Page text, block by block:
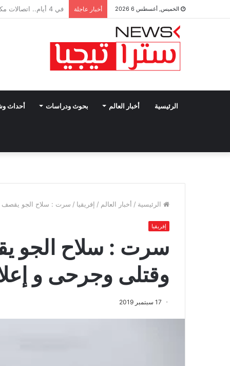
الخميس, أغسطس 6 2026 أخبار عاجلة مصر تمنح الضوء
الرئيسية أخبار العالم بحوث ودراسات أحداث
الرئيسية / أخبار العالم / إفريقيا / سرت : سلاح الجو يقصف
إفريقيا
سرت : سلاح الجو
وقتلى وجرحى و
17 سبتمبر 2019